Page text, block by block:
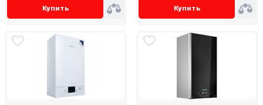
Купить Купить